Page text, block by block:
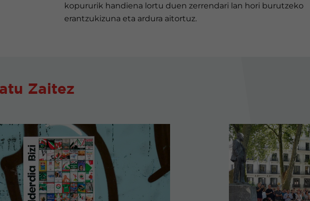
kopururik handiena lortu duen zerrendari lan hori burutzeko
erantzukizuna eta ardura aitortuz.
Zaitez